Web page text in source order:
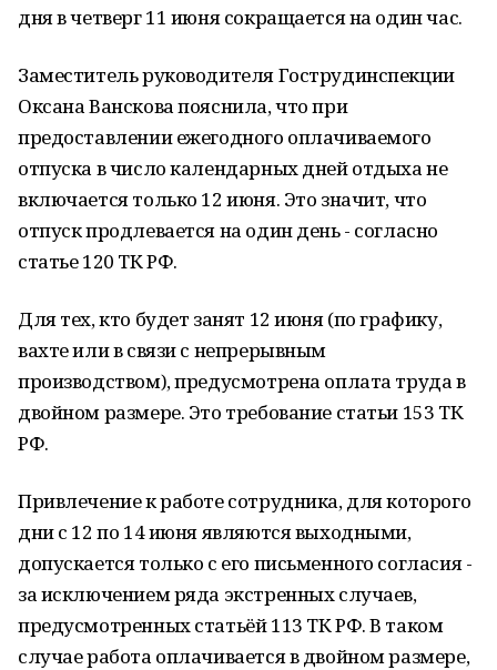
дня в четверг 11 июня сокращается на один час.
Заместитель руководителя Гострудинспекции
Оксана Ванскова пояснила, что при
предоставлении ежегодного оплачиваемого
отпуска в число календарных дней отдыха не
включается только 12 июня. Это значит, что
отпуск продлевается на один день - согласно
статье 120 ТК РФ.
Для тех, кто будет занят 12 июня (по графику,
вахте или в связи с непрерывным
производством), предусмотрена оплата труда в
двойном размере. Это требование статьи 153 ТК
РФ.
Привлечение к работе сотрудника, для которого
дни с 12 по 14 июня являются выходными,
допускается только с его письменного согласия -
за исключением ряда экстренных случаев,
предусмотренных статьёй 113 ТК РФ. В таком
случае работа оплачивается в двойном размере,